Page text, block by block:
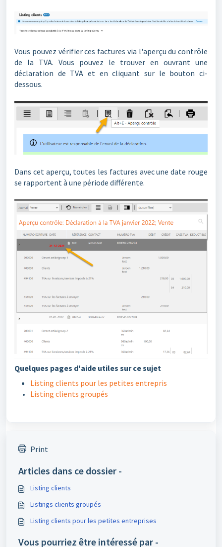
Vous pouvez vérifier ces factures via l'aperçu du contrôle
de la TVA. Vous pouvez le trouver en ouvrant une
déclaration de TVA et en cliquant sur le bouton ci-
dessous.
Dans cet aperçu, toutes les factures avec une date rouge
se rapportent à une période différente.
Quelques pages d'aide utiles sur ce sujet
Listing clients pour les petites entrepris
Listing clients groupés
Print
Articles dans ce dossier -
Listing clients
Listings clients groupés
Listing clients pour les petites entreprises
Vous pourriez être intéressé par -